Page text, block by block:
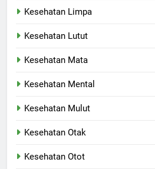
Kesehatan Limpa
Kesehatan Lutut
Kesehatan Mata
Kesehatan Mental
Kesehatan Mulut
Kesehatan Otak
Kesehatan Otot